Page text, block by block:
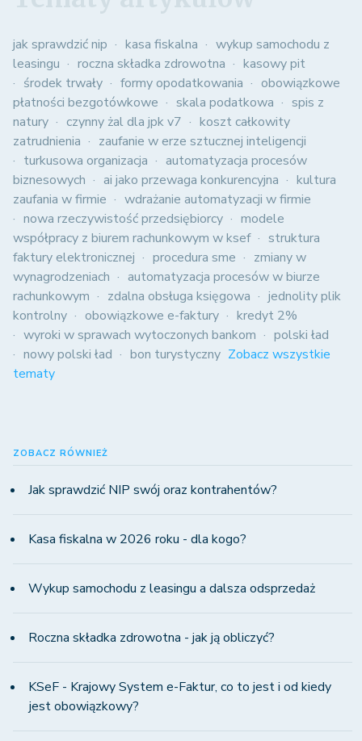
jak sprawdzić nip kasa fiskalna
wykup samochodu z
leasingu
roczna składka zdrowotna
kasowy pit
środek trwały
formy opodatkowania
obowiązkowe
płatności bezgotówkowe
skala podatkowa
spis z
natury
czynny żal dla jpk v7
koszt całkowity
zatrudnienia
zaufanie w erze sztucznej inteligencji
turkusowa organizacja
automatyzacja procesów
biznesowych
ai jako przewaga konkurencyjna
kultura
zaufania w firmie
wdrażanie automatyzacji w firmie
nowa rzeczywistość przedsiębiorcy
modele
współpracy z biurem rachunkowym w ksef
struktura
faktury elektronicznej
procedura sme
zmiany w
wynagrodzeniach
automatyzacja procesów w biurze
rachunkowym
zdalna obsługa księgowa
jednolity plik
kontrolny
obowiązkowe e-faktury
kredyt 2%
wyroki w sprawach wytoczonych bankom
polski ład
nowy polski ład
bon turystyczny Zobacz wszystkie
tematy
ZOBACZ RÓWNIEŻ
Jak sprawdzić NIP swój oraz kontrahentów?
Kasa fiskalna w 2026 roku - dla kogo?
Wykup samochodu z leasingu a dalsza odsprzedaż
Roczna składka zdrowotna - jak ją obliczyć?
KSeF - Krajowy System e-Faktur, co to jest i od kiedy
jest obowiązkowy?